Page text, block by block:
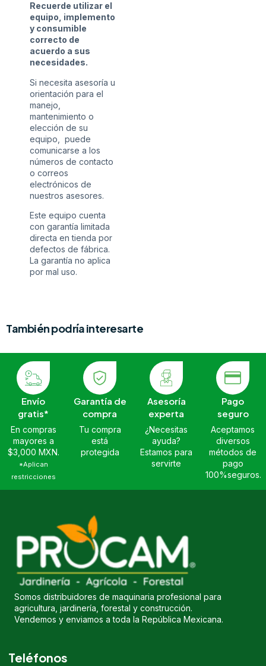
Recuerde utilizar el
equipo, implemento
y consumible
correcto de
acuerdo a sus
necesidades.
Si necesita asesoría u
orientación para el
manejo,
mantenimiento o
elección de su
equipo, puede
comunicarse a los
números de contacto
o correos
electrónicos de
nuestros asesores.
Este equipo cuenta
con garantía limitada
directa en tienda por
defectos de fábrica.
La garantía no aplica
por mal uso.
También podría interesarte
Envío
gratis*
En compras
mayores a
$3,000 MXN.
*Aplican
restricciones
Garantía de
compra
Tu compra
está
protegida
Asesoría
experta
¿Necesitas
ayuda?
Estamos para
servirte
Pago
seguro
Aceptamos
diversos
métodos de
pago
100%seguros.
Somos distribuidores de maquinaria profesional para
agricultura, jardinería, forestal y construcción.
Vendemos y enviamos a toda la República Mexicana.
Teléfonos